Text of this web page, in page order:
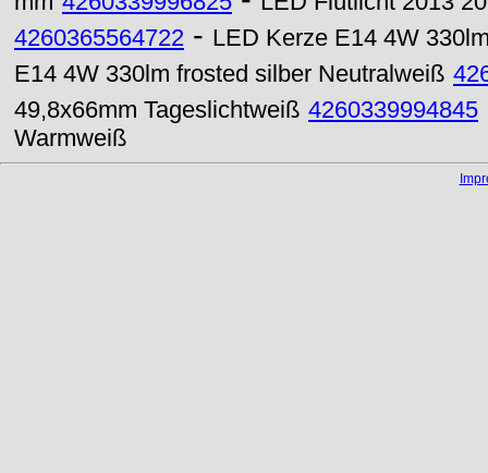
4260365564722 - LED Kerze E14 4W
E14 4W 330lm frosted silber Neutralweiß
49,8x66mm Tageslichtweiß 4260339994845
Warmweiß